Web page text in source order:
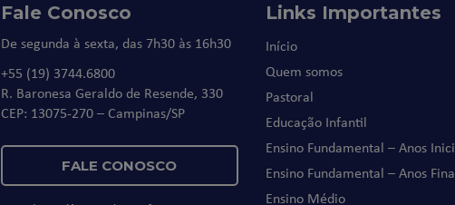
Fale Conosco
De segunda à sexta, das 7h30 às 16h30
+55 (19) 3744.6800
R. Baronesa Geraldo de Resende, 330
CEP: 13075-270 – Campinas/SP
FALE CONOSCO
Links Importantes
Início
Quem somos
Pastoral
Educação Infantil
Ensino Fundamental – Anos
Ensino Fundamental – Anos
Ensino Médio